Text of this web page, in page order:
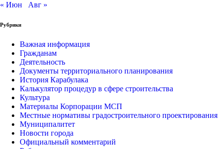
« Июн
Авг »
Рубрики
Важная информация
Гражданам
Деятельность
Документы территориального планирования
История Карабулака
Калькулятор процедур в сфере строительства
Культура
Материалы Корпорации МСП
Местные нормативы градостроительного проектирования
Муниципалитет
Новости города
Официальный комментарий